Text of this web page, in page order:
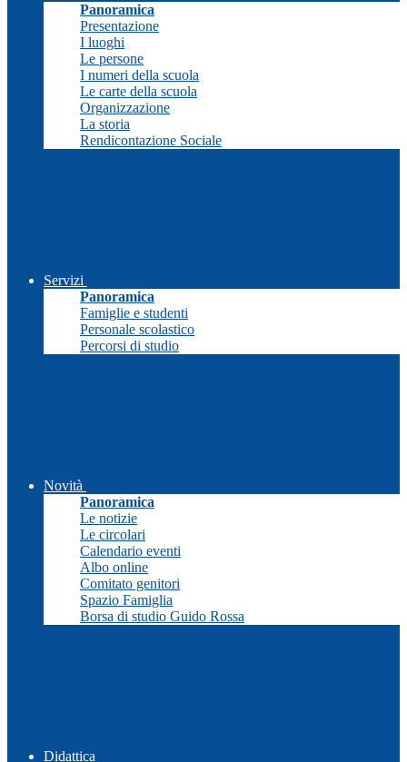
Panoramica
Presentazione
I luoghi
Le persone
I numeri della scuola
Le carte della scuola
Organizzazione
La storia
Rendicontazione Sociale
Servizi
Panoramica
Famiglie e studenti
Personale scolastico
Percorsi di studio
Novità
Panoramica
Le notizie
Le circolari
Calendario eventi
Albo online
Comitato genitori
Spazio Famiglia
Borsa di studio Guido Rossa
Didattica